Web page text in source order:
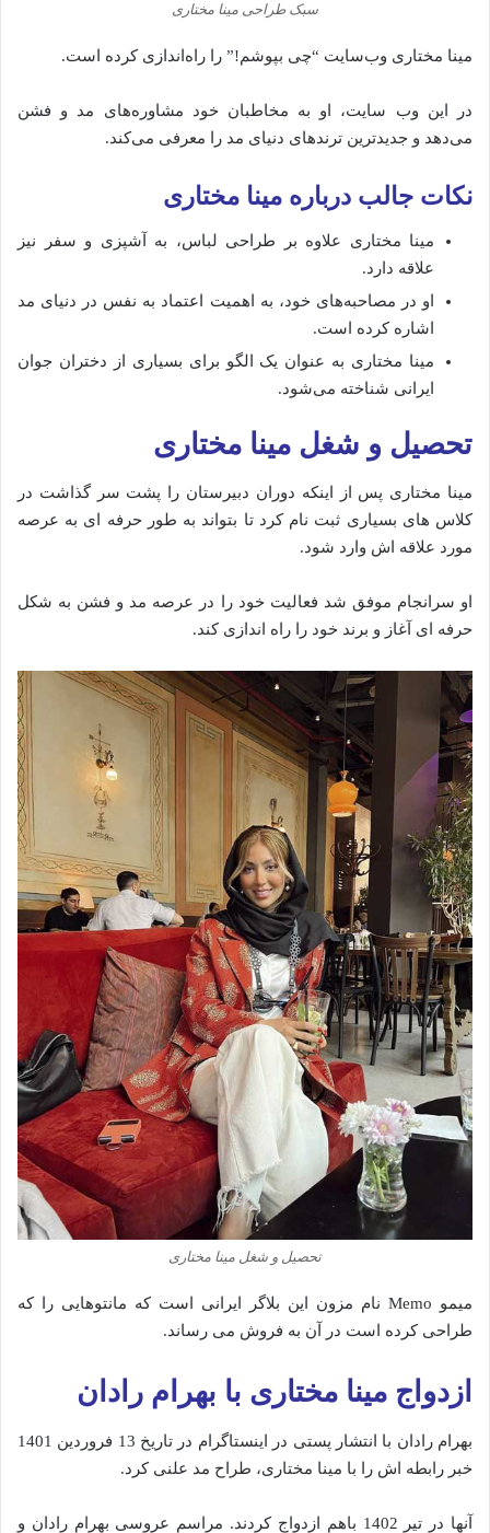
سبک طراحی مینا مختاری
مینا مختاری وب‌سایت “چی بپوشم!” را راه‌اندازی کرده است.
در این وب‌ سایت، او به مخاطبان خود مشاوره‌های مد و فشن
می‌دهد و جدیدترین ترندهای دنیای مد را معرفی می‌کند.
نکات جالب درباره مینا مختاری
مینا مختاری علاوه بر طراحی لباس، به آشپزی و سفر نیز
علاقه دارد.
او در مصاحبه‌های خود، به اهمیت اعتماد به نفس در دنیای مد
اشاره کرده است.
مینا مختاری به عنوان یک الگو برای بسیاری از دختران جوان
ایرانی شناخته می‌شود.
تحصیل و شغل مینا مختاری
مینا مختاری پس از اینکه دوران دبیرستان را پشت سر گذاشت در
کلاس های بسیاری ثبت نام کرد تا بتواند به طور حرفه ای به عرصه
مورد علاقه اش وارد شود.
او سرانجام موفق شد فعالیت خود را در عرصه مد و فشن به شکل
حرفه ای آغاز و برند خود را راه اندازی کند.
تحصیل و شغل مینا مختاری
میمو Memo نام مزون این بلاگر ایرانی است که مانتوهایی را که
طراحی کرده است در آن به فروش می رساند.
ازدواج مینا مختاری با بهرام رادان
بهرام رادان با انتشار پستی در اینستاگرام در تاریخ 13 فروردین 1401
خبر رابطه اش را با مینا مختاری، طراح مد علنی کرد.
آنها در تیر 1402 باهم ازدواج کردند. مراسم عروسی بهرام رادان و